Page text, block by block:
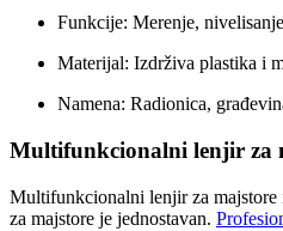
Funkcije: Merenje,
Materijal: Izdrživa plastika i
Namena: Radionica,
Multifunkcionalni lenjir za
Multifunkcionalni lenjir za majstore
za majstore je jednostavan.